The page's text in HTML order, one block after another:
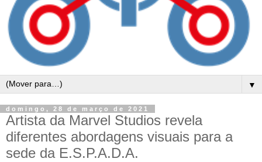
▼
domingo, 28 de março de 2021
Artista da Marvel Studios revela
diferentes abordagens visuais para a
sede da E.S.P.A.D.A.